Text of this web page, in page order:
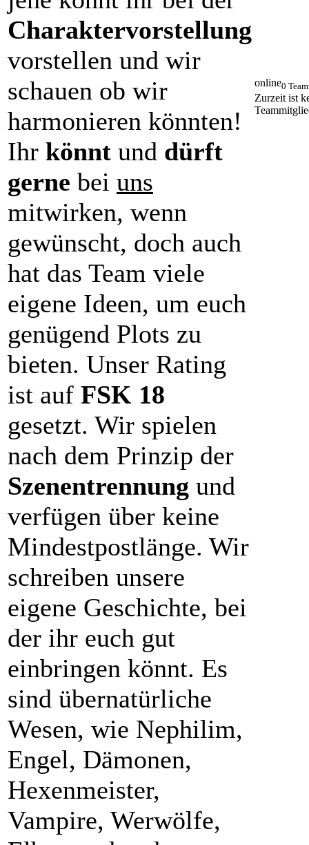
Charaktervorstellung
vorstellen und wir
schauen ob wir
harmonieren könnten!
Ihr könnt und dürft
gerne bei uns
mitwirken, wenn
gewünscht, doch auch
hat das Team viele
eigene Ideen, um euch
genügend Plots zu
bieten. Unser Rating
ist auf FSK 18
gesetzt. Wir spielen
nach dem Prinzip der
Szenentrennung und
verfügen über keine
Mindestpostlänge. Wir
schreiben unsere
eigene Geschichte, bei
der ihr euch gut
einbringen könnt. Es
sind übernatürliche
Wesen, wie Nephilim,
Engel, Dämonen,
Hexenmeister,
Vampire, Werwölfe,
online0
Zurzeit ist